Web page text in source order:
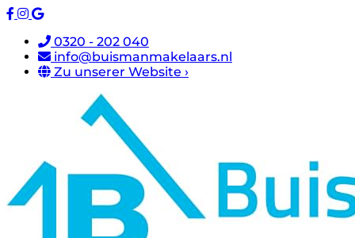
0320 - 202 040
info@buismanmakelaars.nl
Zu unserer Website ›